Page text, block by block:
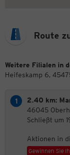
Route
Weitere Filialen in
Heifeskamp 6,
2.40 km:
46045
Schließt um
Aktionen in
Gewinnen Sie